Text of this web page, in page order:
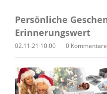
Persönliche
Erinnerungswert
02.11.21 10:00 0 Kommentare